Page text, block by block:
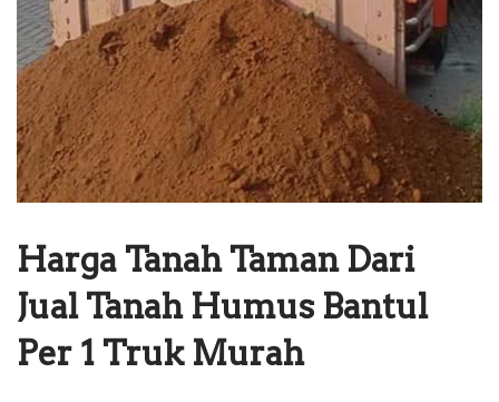
Harga Tanah Taman Dari
Jual Tanah Humus Bantul
Per 1 Truk Murah